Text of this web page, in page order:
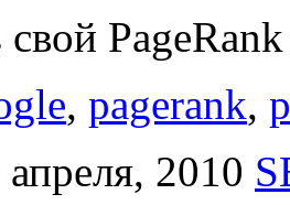
свой
, pagerank,
2010